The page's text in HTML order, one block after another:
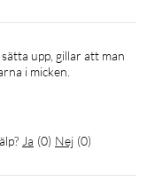
upp, gillar att man
i micken.
Ja (0) Nej (0)